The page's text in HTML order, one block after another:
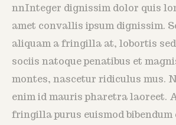
nnInteger dignissim dolor quis
amet convallis ipsum dignissim.
aliquam a fringilla at, lobortis
sociis natoque penatibus et
montes, nascetur ridiculus mus.
enim id mauris pharetra laoreet.
fringilla purus euismod bibendum